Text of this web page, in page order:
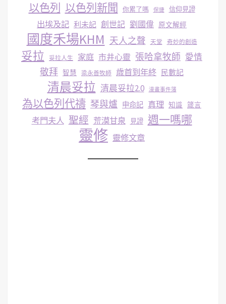
以色列 以色列新聞 你累了嗎 保捷 信仰見證
出埃及記 利未記 創世記 劉國偉 原文解經
國度禾場KHM 天人之聲 天堂 奇妙的創造
妥拉 妥拉人生 家庭 市井心靈 張哈拿牧師 愛情
敬拜 智慧 梁永善牧師 歳首到年終 民數記
清晨妥拉 清晨妥拉2.0 漫畫事件簿
為以色列代禱 琴與爐 申命記 真理 知識 箴言
考門夫人 聖經 荒漠甘泉 見證 週一嗎哪
靈修 靈修文章